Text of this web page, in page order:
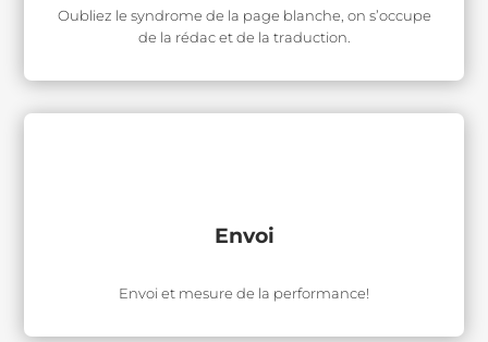
Oubliez le syndrome de la page blanche, on s’occupe
de la rédac et de la traduction.
Envoi
Envoi et mesure de la performance!